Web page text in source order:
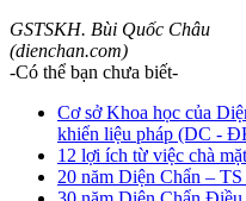
GSTSKH. Bùi Quốc Châu
(dienchan.com)
-Có thể bạn chưa biết-
Cơ sở Khoa học của
khiển liệu pháp (DC -
12 lợi ích từ việc chà
20 năm Diện Chẩn –